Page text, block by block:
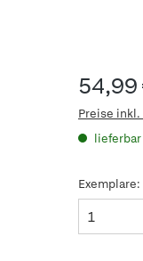
54,99
Preise inkl.
lieferbar
Exemplare: